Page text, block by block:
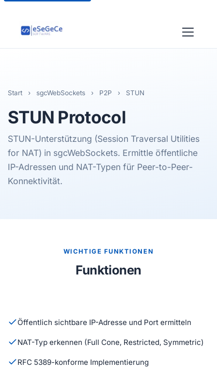
Start › sgcWebSockets › P2P › STUN
STUN Protocol
STUN-Unterstützung (Session Traversal Utilities
for NAT) in sgcWebSockets. Ermittle öffentliche
IP-Adressen und NAT-Typen für Peer-to-Peer-
Konnektivität.
WICHTIGE FUNKTIONEN
Funktionen
Öffentlich sichtbare IP-Adresse und Port ermitteln
NAT-Typ erkennen (Full Cone, Restricted, Symmetric)
RFC 5389-konforme Implementierung